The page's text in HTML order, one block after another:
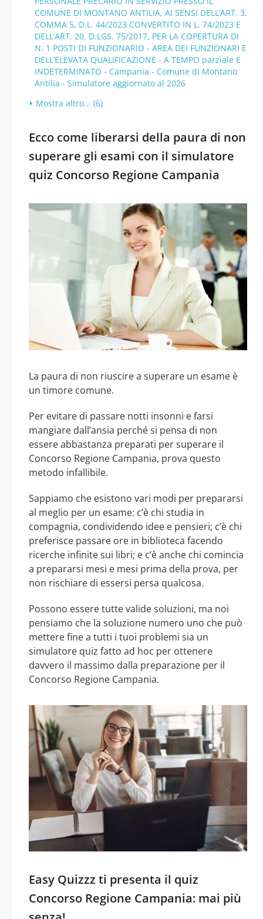
COMUNE DI MONTANO ANTILIA, AI SENSI DELL’ART. 3,
COMMA 5, D.L. 44/2023 CONVERTITO IN L. 74/2023 E
DELL’ART. 20, D.LGS. 75/2017, PER LA COPERTURA DI
N. 1 POSTI DI FUNZIONARIO - AREA DEI FUNZIONARI E
DELL’ELEVATA QUALIFICAZIONE - A TEMPO parziale E
INDETERMINATO - Campania - Comune di Montano
Antilia - Simulatore aggiornato al 2026
Mostra altro... (6)
Ecco come liberarsi della paura di non
superare gli esami con il simulatore
quiz Concorso Regione Campania
La paura di non riuscire a superare un esame è
un timore comune.
Per evitare di passare notti insonni e farsi
mangiare dall’ansia perché si pensa di non
essere abbastanza preparati per superare il
Concorso Regione Campania, prova questo
metodo infallibile.
Sappiamo che esistono vari modi per prepararsi
al meglio per un esame: c’è chi studia in
compagnia, condividendo idee e pensieri; c’è chi
preferisce passare ore in biblioteca facendo
ricerche infinite sui libri; e c’è anche chi comincia
a prepararsi mesi e mesi prima della prova, per
non rischiare di essersi persa qualcosa.
Possono essere tutte valide soluzioni, ma noi
pensiamo che la soluzione numero uno che può
mettere fine a tutti i tuoi problemi sia un
simulatore quiz fatto ad hoc per ottenere
davvero il massimo dalla preparazione per il
Concorso Regione Campania.
Easy Quizzz ti presenta il quiz
Concorso Regione Campania: mai più